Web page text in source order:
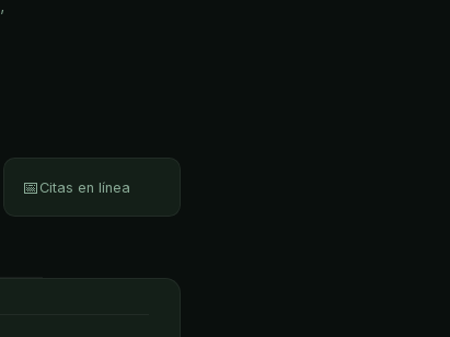
,
📅 Citas en línea